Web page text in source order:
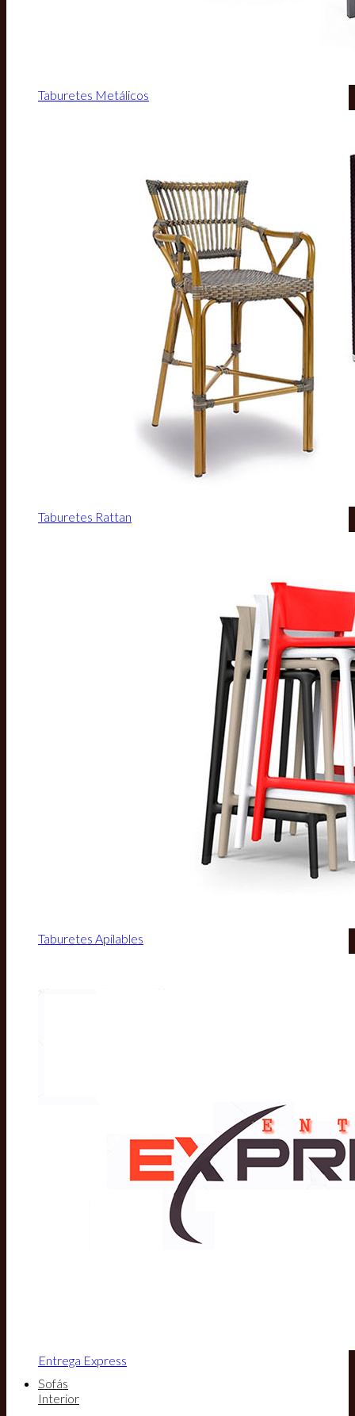
Taburetes Metálicos
Taburetes Rattan
Taburetes Apilables
Entrega Express
Sofás
Interior